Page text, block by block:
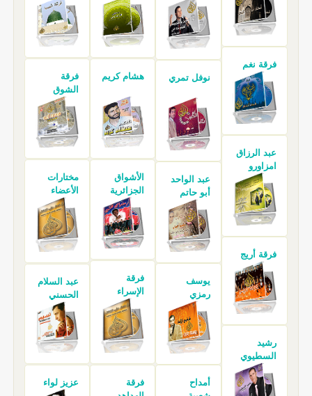
فرقة نغم
عبد الرزاق
امزاورو
فرقة أريج
رشيد
السطيوي
نوفل تمري
عبد الواحد
أبو حاتم
يوسف
رمزي
أمداح
هشام كريم
الأشواق
الجزائرية
فرقة
الإسراء
فرقة
فرقة
الشوق
مختارات
الأعضاء
عبد السلام
الحسني
عزيز لواء